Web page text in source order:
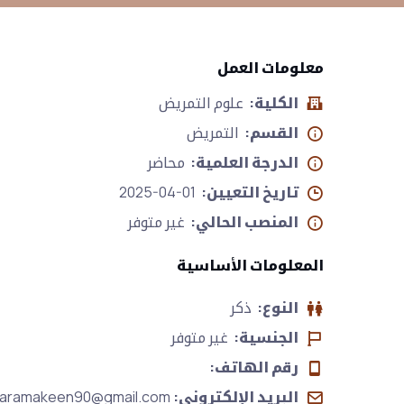
معلومات العمل
الكلية: علوم التمريض
القسم: التمريض
الدرجة العلمية: محاضر
تاريخ التعيين:
المنصب الحالي: غير متوفر
المعلومات الأساسية
النوع: ذكر
الجنسية: غير متوفر
رقم الهاتف:
البريد الإلكتروني: